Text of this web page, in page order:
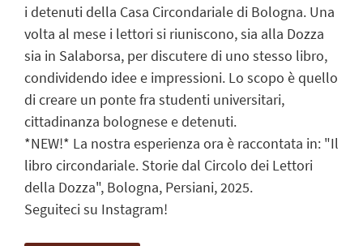
i detenuti della Casa Circondariale di Bologna. Una
volta al mese i lettori si riuniscono, sia alla Dozza
sia in Salaborsa, per discutere di uno stesso libro,
condividendo idee e impressioni. Lo scopo è quello
di creare un ponte fra studenti universitari,
cittadinanza bolognese e detenuti.
*NEW!* La nostra esperienza ora è raccontata in: "Il
libro circondariale. Storie dal Circolo dei Lettori
della Dozza", Bologna, Persiani, 2025.
Seguiteci su Instagram!